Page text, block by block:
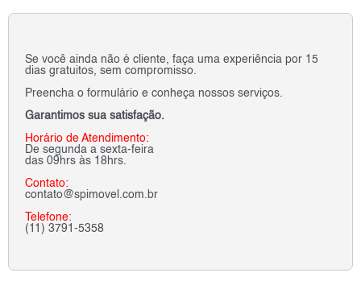
Se você ainda não é cliente, faça uma experiência por 15
dias gratuitos, sem compromisso.
Preencha o formulário e conheça nossos serviços.
Garantimos sua satisfação.
Horário de Atendimento:
De segunda a sexta-feira
das 09hrs às 18hrs.
Contato:
contato@spimovel.com.br
Telefone:
(11) 3791-5358